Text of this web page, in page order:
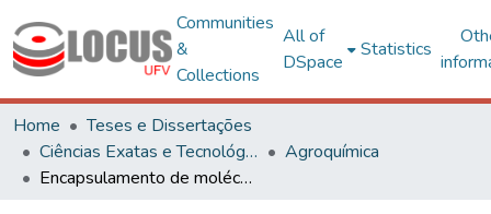
Communities
&
Collections
All of
DSpace
Statistics
Home
Teses e Dissertações
Ciências Exatas e Tecnológicas
Agroquímica
Encapsulamento de moléculas bioativas com calix[n]arenos e avaliação da atividade fitotóxica de complexos de inclusão com aldiminas